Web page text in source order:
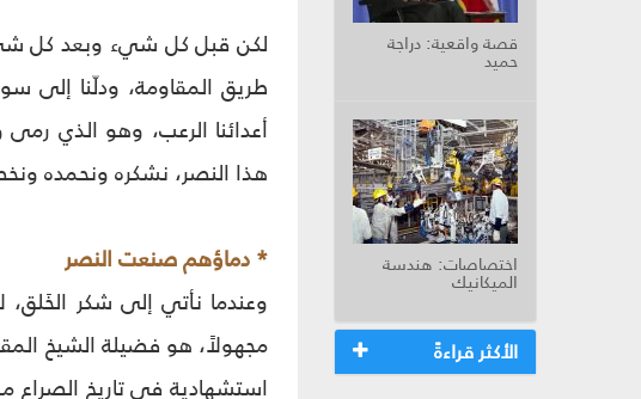
قصة واقعية: دراجة
حميد
اختصاصات: هندسة
الميكانيك
الأكثر قراءةً
لكن قبل كل شيء وبعد كل شيء،
طريق المقاومة، ودلّنا إلى
أعدائنا الرعب، وهو الذي
هذا النصر، نشكره ونحمده
* دماؤهم صنعت النصر
وعندما نأتي إلى شكر الخَلق،
مجهولاً، هو فضيلة الشيخ
استشهادية في تاريخ